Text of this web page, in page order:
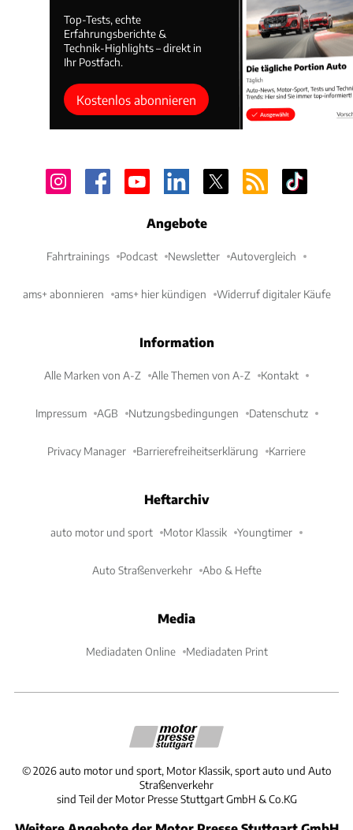
Top-Tests, echte
Erfahrungsberichte &
Technik-Highlights – direkt in
Ihr Postfach.
Kostenlos abonnieren
Angebote
Fahrtrainings Podcast Newsletter Autovergleich
ams+ abonnieren ams+ hier kündigen Widerruf digitaler Käufe
Information
Alle Marken von A-Z Alle Themen von A-Z Kontakt
Impressum AGB Nutzungsbedingungen Datenschutz
Privacy Manager Barrierefreiheitserklärung Karriere
Heftarchiv
auto motor und sport Motor Klassik Youngtimer
Auto Straßenverkehr Abo & Hefte
Media
Mediadaten Online Mediadaten Print
©2026 auto motor und sport, Motor Klassik, sport auto und Auto
Straßenverkehr
sind Teil der Motor Presse Stuttgart GmbH & Co.KG